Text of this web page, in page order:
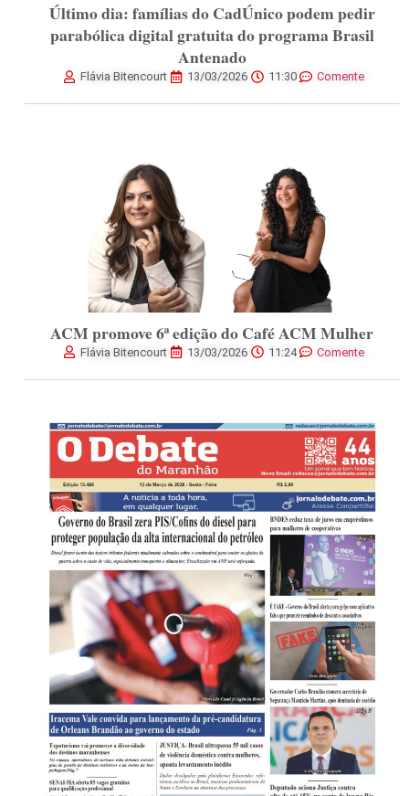
Último dia: famílias do CadÚnico podem pedir
parabólica digital gratuita do programa Brasil
Antenado
Flávia Bitencourt 13/03/2026 11:30 Comente
ACM promove 6ª edição do Café ACM Mulher
Flávia Bitencourt 13/03/2026 11:24 Comente